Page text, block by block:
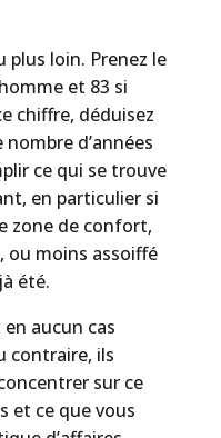
plus loin. Prenez le
et 83 si
chiffre, déduisez
d’années
ce qui se trouve
en particulier si
zone de confort,
ou moins assoiffé
été.
aucun cas
contraire, ils
sur ce
et ce que vous